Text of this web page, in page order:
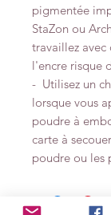
pigmentée
StaZon ou
travaillez avec
l'encre risque
- Utilisez un
lorsque vous
poudre à
carte à
poudre ou les